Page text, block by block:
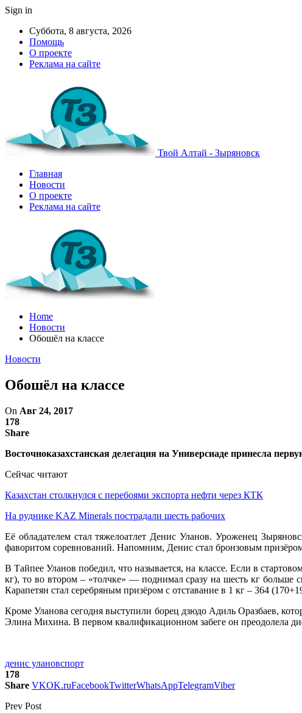
Sign in
Суббота, 8 августа, 2026
Помощь
О проекте
Реклама на сайте
Твой Алтай - Зыряновск
Главная
Новости
О проекте
Реклама на сайте
Home
Новости
Обошёл на классе
Новости
Обошёл на классе
On Авг 24, 2017
178
Share
Восточноказахстанская делегация на Универсиаде принесла
Сейчас читают
Казахстан столкнулся с перебоями экспорта нефти через КТК
На руднике KAZ Minerals пострадали шесть рабочих
Её обладателем стал тяжелоатлет Денис Уланов. Уроженец
фаворитом соревнований. Напомним, Денис стал бронзовым
В Тайпее Уланов победил, что называется, на классе. Если в
кг), то во втором – «толчке» — поднимал сразу на шесть кг больше
Карапетян стал серебряным призёром с отставание в 1 кг – 364
Кроме Уланова сегодня выступили борец дзюдо Адиль Оразбаев,
Элина Михина. В первом квалификационном забеге он преодолела
денис улановспорт
178
Share VKOK.ruFacebookTwitterWhatsAppTelegramViber
Prev Post